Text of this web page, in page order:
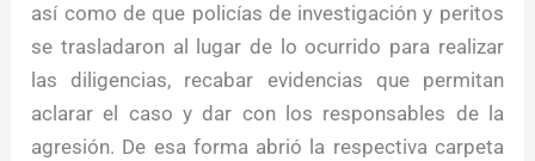
así como de que policías de investigación y peritos
se trasladaron al lugar de lo ocurrido para realizar
las diligencias, recabar evidencias que permitan
aclarar el caso y dar con los responsables de la
agresión. De esa forma abrió la respectiva carpeta